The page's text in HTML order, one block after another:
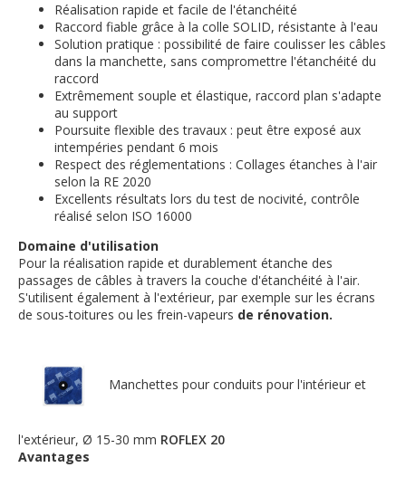
Réalisation rapide et facile de l'étanchéité
Raccord fiable grâce à la colle SOLID, résistante à l'eau
Solution pratique : possibilité de faire coulisser les câbles
dans la manchette, sans compromettre l'étanchéité du
raccord
Extrêmement souple et élastique, raccord plan s'adapte
au support
Poursuite flexible des travaux : peut être exposé aux
intempéries pendant 6 mois
Respect des réglementations : Collages étanches à l'air
selon la RE 2020
Excellents résultats lors du test de nocivité, contrôle
réalisé selon ISO 16000
Domaine d'utilisation
Pour la réalisation rapide et durablement étanche des
passages de câbles à travers la couche d'étanchéité à l'air.
S'utilisent également à l'extérieur, par exemple sur les écrans
de sous-toitures ou les frein-vapeurs de rénovation.
Manchettes pour conduits pour l'intérieur et
l'extérieur, Ø 15-30 mm ROFLEX 20
Avantages